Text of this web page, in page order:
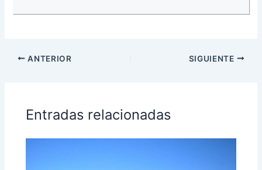
ANTERIOR SIGUIENTE
Entradas relacionadas